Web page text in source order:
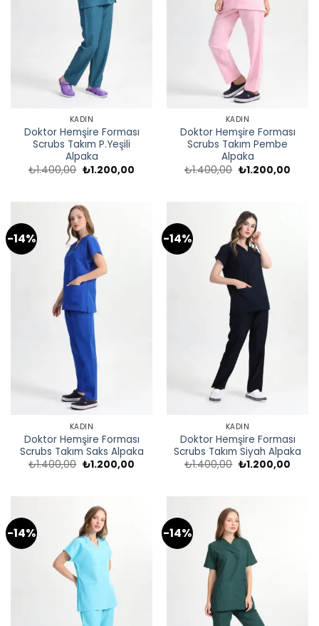
KADIN
Doktor Hemşire Forması
Scrubs Takım P.Yeşili
Alpaka
₺1.400,00 Orijinal
₺1.200,00Şu
KADIN
Doktor Hemşire Forması
Scrubs Takım Pembe
Alpaka
₺1.400,00 Orijinal
₺1.200,00Şu
-14%
KADIN
Doktor Hemşire Forması
Scrubs Takım Saks Alpaka
₺1.400,00 Orijinal
₺1.200,00Şu
-14%
KADIN
Doktor Hemşire Forması
Scrubs Takım Siyah Alpaka
₺1.400,00 Orijinal
₺1.200,00Şu
-14% -14%